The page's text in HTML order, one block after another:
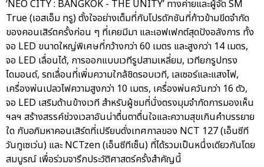
‘NEO CITY : BANGKOK - THE UNITY’ ทางค่ายและผู้จัด SM
True (เอสเอ็ม ทรู) ตั้งใจอย่างเต็มที่กับโปรดักชันที่ก้าวข้ามขีดจำกัด
ของคอนเสิร์ตครั้งก่อน ๆ ที่เคยมีมา และเอฟเฟกต์สุดปังอลังการ ทั้ง
จอ LED ขนาดใหญ่พิเศษที่กว้างกว่า 60 เมตร และสูงกว่า 14 เมตร,
จอ LED เลื่อนได้, การออกแบบเวทีรูปสามเหลี่ยม, เวทียกรูปทรง
ไดมอนด์, รถเลื่อนที่เพิ่มความใกล้ชิดรอบเวที, เลเซอร์และแสงไฟ,
เครื่องพ่นเปลวไฟความสูงกว่า 10 เมตร, เครื่องพ่นควันกว่า 16 ตัว,
จอ LED เสริมด้านข้างเวที สำหรับผู้ชมที่นั่งตรงมุมจำกัดการมองเห็น
ฯลฯ สร้างสรรค์ช่วงเวลาอันน่าตื่นตาตื่นใจและความสุขเกินคำบรรยาย
ใด กับอภิมหาคอนเสิร์ตที่เปรียบดั่งเทศกาลของ NCT 127 (เอ็นซีที
วันทูเซเว่น) และ NCTzen (เอ็นซีทีเซ็น) ที่ได้รวมเป็นหนึ่งเดียวกันโดย
สมบูรณ์ เพื่อร่วมจารึกประวัติศาสตร์ครั้งสำคัญนี้